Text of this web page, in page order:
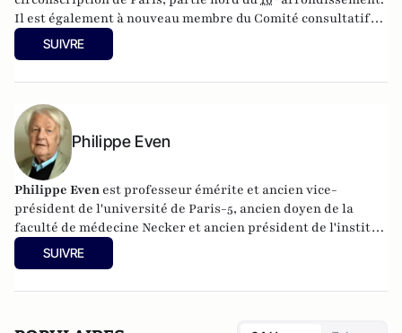
Il est également à nouveau membre du Comité consultatif
national d'éthique (CCNE) depuis mars 2008.
SUIVRE
Philippe Even
Philippe Even est professeur émérite et ancien vice-
président de l'université de Paris-5, ancien doyen de la
faculté de médecine Necker et ancien président de l'institut
Necker.SUIVRE